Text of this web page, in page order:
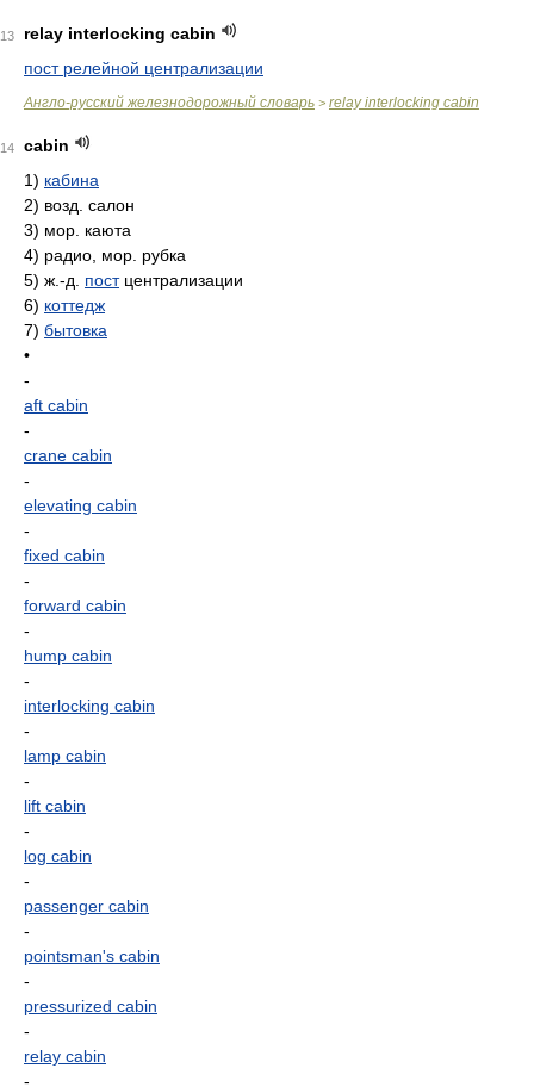
13
relay interlocking cabin
пост релейной централизации
Англо-русский железнодорожный словарь > relay interlocking cabin
14
cabin
1) кабина
2) возд. салон
3) мор. каюта
4) радио, мор. рубка
5) ж.-д. постцентрализации
6) коттедж
7) бытовка
•
-
aft cabin
-
crane cabin
-
elevating cabin
-
fixed cabin
-
forward cabin
-
hump cabin
-
interlocking cabin
-
lamp cabin
-
lift cabin
-
log cabin
-
passenger cabin
-
pointsman's cabin
-
pressurized cabin
-
relay cabin
-